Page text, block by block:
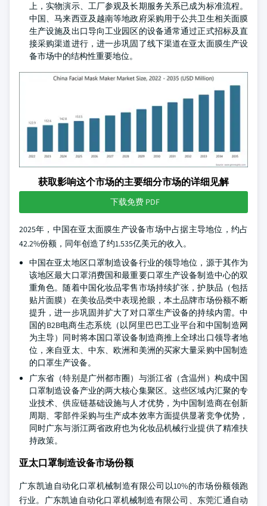
上，实物演示、工厂参观及长期服务关系已成为标准流程。
中国、马来西亚及越南等地政府采购用于公共卫生相关面膜
生产设施及出口导向工业园区的设备通常通过正式招标及直
接采购渠道进行，进一步巩固了线下渠道在亚太面膜生产设
备市场中的结构性重要地位。
获取影响这个市场的主要细分市场的详细见解
下载免费 PDF
2025年，中国在亚太面膜生产设备市场中占据主导地位，约占
42.2%份额，同年创造了约1.535亿美元的收入。
中国在亚太地区口罩制造设备行业的领导地位，源于其作为
该地区最大口罩消费国和最重要口罩生产设备制造中心的双
重角色。随着中国化妆品零售市场持续扩张，护肤品（包括
贴片面膜）在美妆品类中表现抢眼，本土品牌市场份额不断
提升，进一步巩固并扩大了对口罩生产设备的持续内需。中
国的B2B电商生态系统（以阿里巴巴工业平台和中国制造网
为主导）同时将本国口罩设备制造商推上全球出口领导者地
位，来自亚太、中东、欧洲和美洲的买家大量采购中国制造
的口罩生产设备。
广东省（特别是广州都市圈）与浙江省（含温州）构成中国
口罩制造设备产业的两大核心集聚区。这些区域内汇聚的专
业技术、供应链基础设施与人才优势，为中国制造商在创新
周期、零部件采购与生产成本效率方面提供显著竞争优势，
同时广东与浙江两省政府也为化妆品机械行业提供了精准扶
持政策。
亚太口罩制造设备市场份额
广东凯迪自动化口罩机械制造有限公司以10%的市场份额领跑
行业。广东凯迪自动化口罩机械制造有限公司、东莞汇通自动